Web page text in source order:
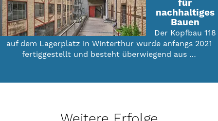
für
nachhaltiges
Bauen
Der Kopfbau 118
auf dem Lagerplatz in Winterthur wurde anfangs 2021
fertiggestellt und besteht überwiegend aus …